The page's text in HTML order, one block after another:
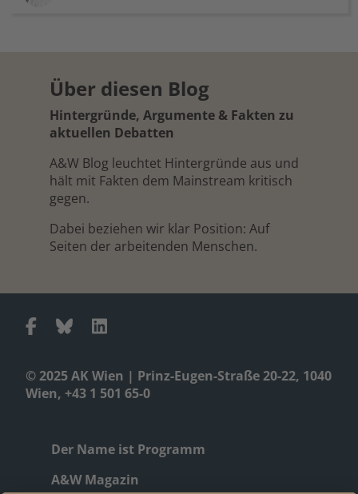
© 2025 AK Wien | Prinz-Eugen-Straße 20-22, 1040
Wien, +43 1 501 65-0
Der Name ist Programm
A&W Magazin
Über diesen Blog
Hintergründe, Argumente & Fakten zu
aktuellen Debatten
A&W Blog leuchtet Hintergründe aus und
hält mit Fakten dem Mainstream kritisch
gegen.
Dabei beziehen wir klar Position: Auf
Seiten der arbeitenden Menschen.